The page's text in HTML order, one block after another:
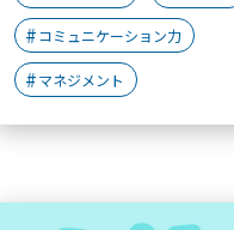
コミュニケーション力
マネジメント